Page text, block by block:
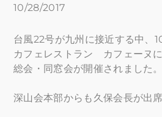
10/28/2017
台風22号が九州に接近する中、
カフェレストラン カフェーヌ
総会・同窓会が開催されました。
深山会本部からも久保会長が出席